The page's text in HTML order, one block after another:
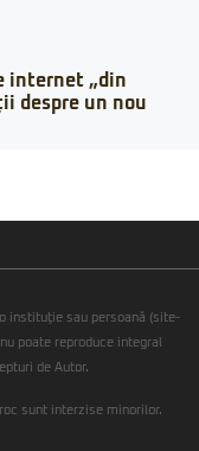
internet „din
despre un nou
instituţie sau persoană (site-
poate reproduce integral
de Autor.
sunt interzise minorilor.